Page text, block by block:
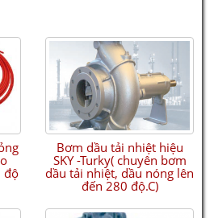
SWITCH & CONTROLLER - ECHOPOD
độ
Bơm dầu tải nhiệt hiệu
SKY -Turky( chuyên bơm
dầu tải nhiệt, dầu nóng lên
đến 280 độ.C)